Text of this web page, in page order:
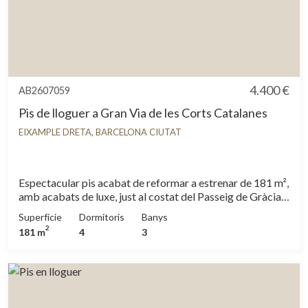
AB2607059
4.400 €
Pis de lloguer a Gran Via de les Corts Catalanes
EIXAMPLE DRETA, BARCELONA CIUTAT
Espectacular pis acabat de reformar a estrenar de 181 m²,
amb acabats de luxe, just al costat del Passeig de Gràcia,
exclusives i restaurants de la ciutat. Aquesta zona està
perfectament comunicada amb el transport públic. El pis
un pati interior d'illa molt tranquil. La cuina, situada davant
del saló, està separada per una porta corredissa i està
Superfície
181 m2
Dormitoris
4
Banys
3